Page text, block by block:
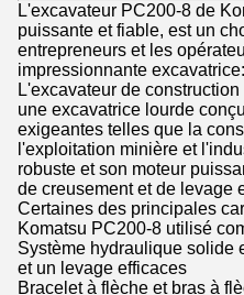
L'excavateur PC200-8 de
puissante et fiable, est un
entrepreneurs et les
impressionnante excavatrice:
L'excavateur de
une excavatrice lourde
exigeantes telles que la
l'exploitation minière et
robuste et son moteur
de creusement et de levage
Certaines des principales
Komatsu PC200-8 utilisé
Système hydraulique solide
et un levage efficaces
Bracelet à flèche et bras à